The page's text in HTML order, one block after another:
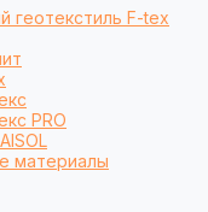
геотекстиль F-tex
PRO
материалы